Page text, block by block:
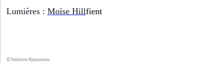
Lumières : Moïse Hillfient
© Fabienne Rappeneau